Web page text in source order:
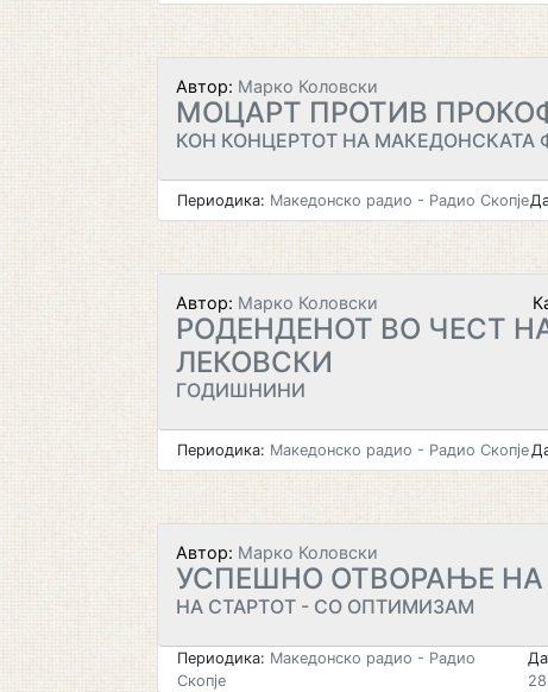
Автор: Марко Коловски
МОЦАРТ ПРОТИВ
КОН КОНЦЕРТОТ НА МАКЕДОНСКАТА
Периодика: Македонско радио - Радио Скопје
Автор: Марко Коловски
РОДЕНДЕНОТ ВО ЧЕСТ
ЛЕКОВСКИ
ГОДИШНИНИ
Периодика: Македонско радио - Радио Скопје
Автор: Марко Коловски
УСПЕШНО ОТВОРАЊЕ
НА СТАРТОТ - СО ОПТИМИЗАМ
Периодика: Македонско радио - Радио
Скопје